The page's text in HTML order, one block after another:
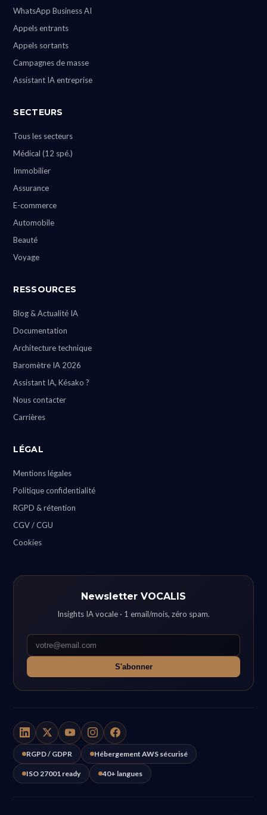
WhatsApp Business AI
Appels entrants
Appels sortants
Campagnes de masse
Assistant IA entreprise
SECTEURS
Tous les secteurs
Médical (12 spé.)
Immobilier
Assurance
E-commerce
Automobile
Beauté
Voyage
RESSOURCES
Blog & Actualité IA
Documentation
Architecture technique
Baromètre IA 2026
Assistant IA, Késako ?
Nous contacter
Carrières
LÉGAL
Mentions légales
Politique confidentialité
RGPD & rétention
CGV / CGU
Cookies
Newsletter VOCALIS
Insights IA vocale · 1 email/mois, zéro spam.
S'abonner
RGPD / GDPR Hébergement AWS sécurisé
ISO 27001 ready 40+ langues